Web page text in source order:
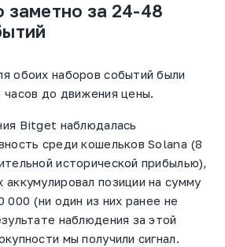
заметно за 24-48
обоих наборов событий были
до движения цены.
Bitget наблюдалась
среди кошельков Solana (8
исторической прибылью),
позиции на сумму
(ни один из них ранее не
наблюдения за этой
мы получили сигнал.